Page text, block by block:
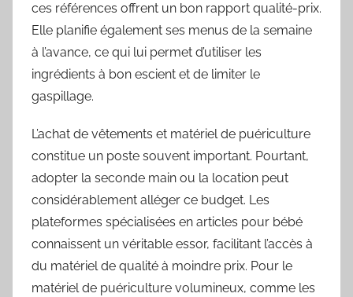
ces références offrent un bon rapport qualité-prix.
Elle planifie également ses menus de la semaine
à l’avance, ce qui lui permet d’utiliser les
ingrédients à bon escient et de limiter le
gaspillage.
L’achat de vêtements et matériel de puériculture
constitue un poste souvent important. Pourtant,
adopter la seconde main ou la location peut
considérablement alléger ce budget. Les
plateformes spécialisées en articles pour bébé
connaissent un véritable essor, facilitant l’accès à
du matériel de qualité à moindre prix. Pour le
matériel de puériculture volumineux, comme les